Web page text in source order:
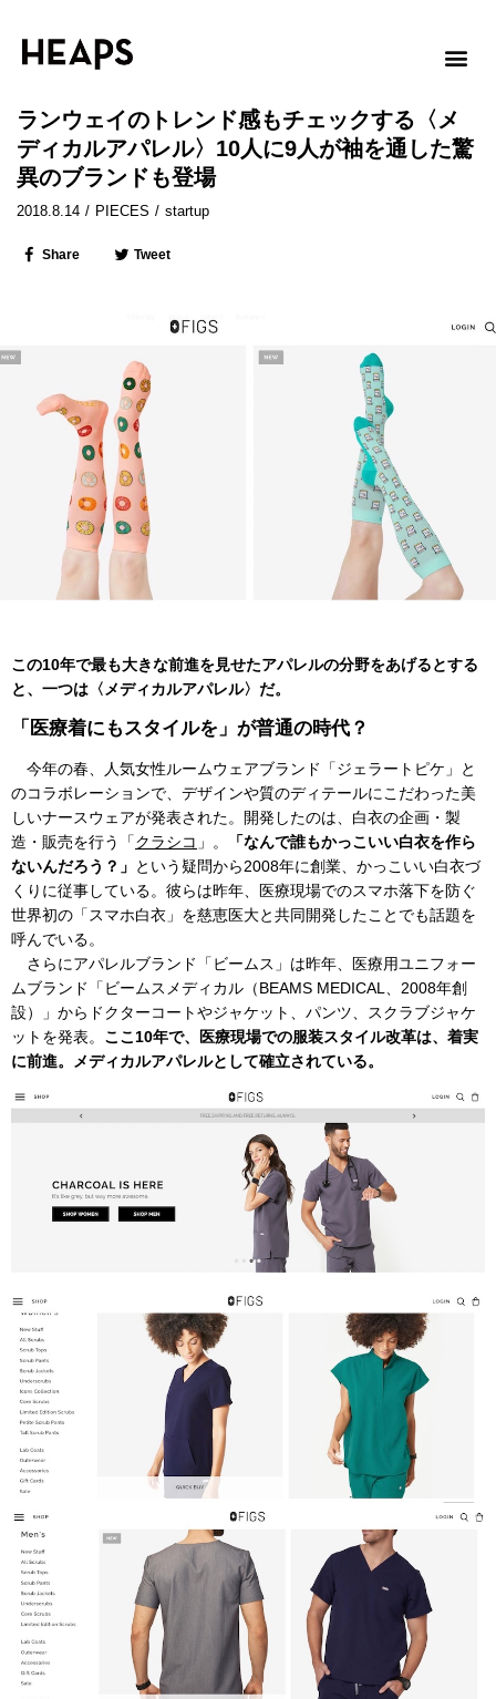
ランウェイのトレンド感もチェックする〈メ
ディカルアパレル〉10人に9人が袖を通した驚
異のブランドも登場
2018.8.14 / PIECES / startup
Share Tweet
この10年で最も大きな前進を見せたアパレルの分野をあげるとする
と、一つは〈メディカルアパレル〉だ。
「医療着にもスタイルを」が普通の時代？
今年の春、人気女性ルームウェアブランド「ジェラートピケ」と
のコラボレーションで、デザインや質のディテールにこだわった美
しいナースウェアが発表された。開発したのは、白衣の企画・製
造・販売を行う「クラシコ 」。
「なんで誰もかっこいい白衣を作ら
ないんだろう？」 という疑問から2008年に創業、かっこいい白衣づ
くりに従事している。彼らは昨年、医療現場でのスマホ落下を防ぐ
世界初の「スマホ白衣」を慈恵医大と共同開発したことでも話題を
呼んでいる。
さらにアパレルブランド「ビームス」は昨年、医療用ユニフォー
ムブランド「ビームスメディカル（BEAMS MEDICAL、2008年創
設）」からドクターコートやジャケット、パンツ、スクラブジャケ
ットを発表。 ここ10年で、医療現場での服装スタイル改革は、着実
に前進。メディカルアパレルとして確立されている。